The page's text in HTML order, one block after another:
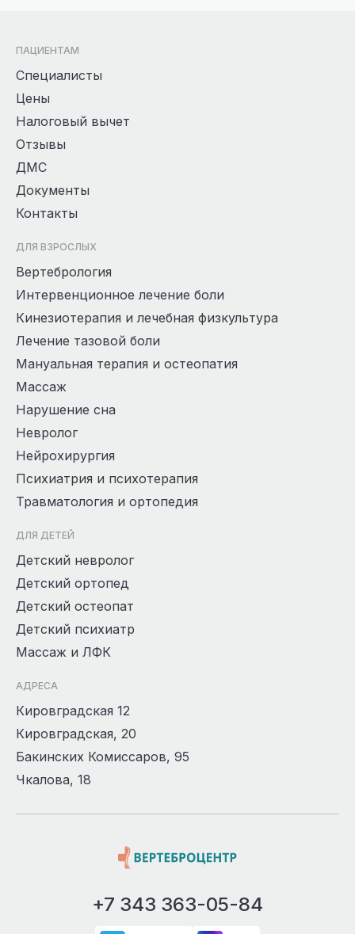
ПАЦИЕНТАМ
Специалисты
Цены
Налоговый вычет
Отзывы
ДМС
Документы
Контакты
ДЛЯ ВЗРОСЛЫХ
Вертебрология
Интервенционное лечение боли
Кинезиотерапия и лечебная физкультура
Лечение тазовой боли
Мануальная терапия и остеопатия
Массаж
Нарушение сна
Невролог
Нейрохирургия
Психиатрия и психотерапия
Травматология и ортопедия
ДЛЯ ДЕТЕЙ
Детский невролог
Детский ортопед
Детский остеопат
Детский психиатр
Массаж и ЛФК
АДРЕСА
Кировградская 12
Кировградская, 20
Бакинских Комиссаров, 95
Чкалова, 18
+7 343 363-05-84